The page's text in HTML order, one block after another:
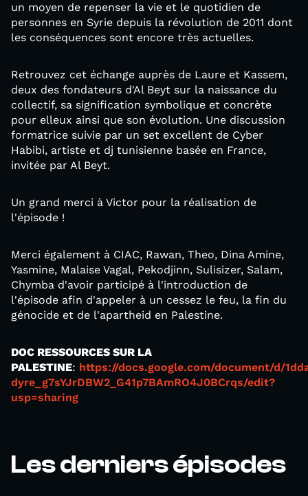
un moyen de repenser la vie et le quotidien de
personnes en Syrie depuis la révolution de 2011 dont
les conséquences sont encore très actuelles.
Retrouvez cet échange auprès de Laure et Kassem,
deux des fondateurs d'Al Beyt sur la naissance du
collectif, sa signification symbolique et concrète
pour elleux ainsi que son évolution. Une discussion
formatrice suivie par un set excellent de Cyber
Habibi, artiste et dj tunisienne basée en France,
invitée par Al Beyt.
Un grand merci à Victor pour la réalisation de
l'épisode !
Merci également à CIAC, Rawan, Theo, Dina Amine,
Yasmine, Malaise Vagal, Pekodjinn, Sulisizer, Salam,
Chymba d'avoir participé à l'introduction de
l'épisode afin d'appeler à un cessez le feu, la fin du
génocide et de l'apartheid en Palestine.
DOC RESSOURCES SUR LA
PALESTINE: https://docs.google.com/document/d/
dyre_g7sYJrDBW2_G41p7BAmRO4J0BCrqs/edit?
usp=sharing
Les derniers épisodes